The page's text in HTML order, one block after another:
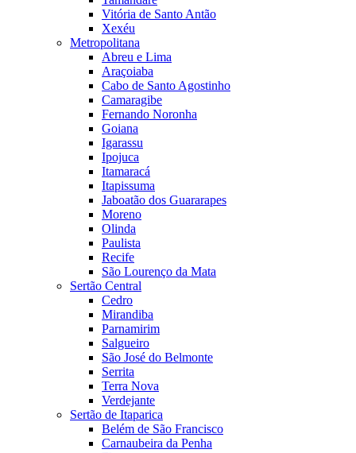
Vitória de Santo Antão
Xexéu
Metropolitana
Abreu e Lima
Araçoiaba
Cabo de Santo Agostinho
Camaragibe
Fernando Noronha
Goiana
Igarassu
Ipojuca
Itamaracá
Itapissuma
Jaboatão dos Guararapes
Moreno
Olinda
Paulista
Recife
São Lourenço da Mata
Sertão Central
Cedro
Mirandiba
Parnamirim
Salgueiro
São José do Belmonte
Serrita
Terra Nova
Verdejante
Sertão de Itaparica
Belém de São Francisco
Carnaubeira da Penha